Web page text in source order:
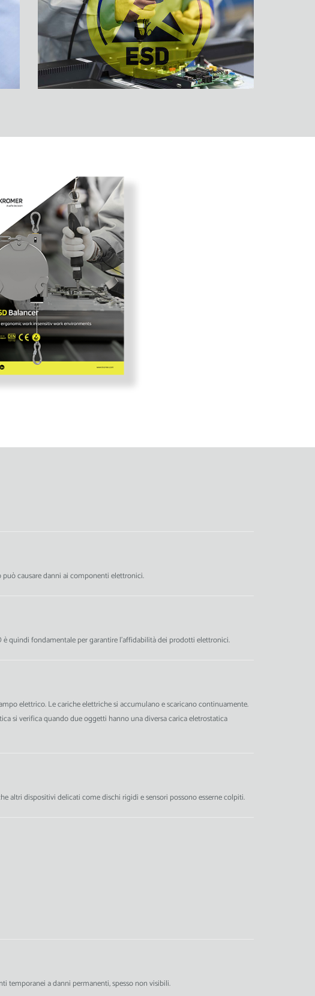
causare danni ai componenti elettronici.
quindi fondamentale per garantire l'affidabilità dei prodotti elettronici.
elettrico. Le cariche elettriche si accumulano e scaricano continuamente.
si verifica quando due oggetti hanno una diversa carica eletrostatica
altri dispositivi delicati come dischi rigidi e sensori possono esserne colpiti.
temporanei a danni permanenti, spesso non visibili.